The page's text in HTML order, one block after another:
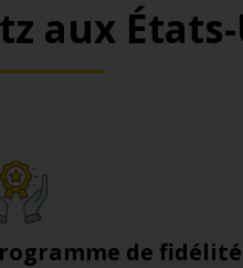
aux
de fidélité